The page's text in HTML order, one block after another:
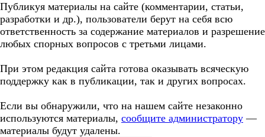
Публикуя материалы на сайте (комментарии, статьи,
разработки и др.), пользователи берут на себя всю
ответственность за содержание материалов и разрешение
любых спорных вопросов с третьми лицами.
При этом редакция сайта готова оказывать всяческую
поддержку как в публикации, так и других вопросах.
Если вы обнаружили, что на нашем сайте незаконно
используются материалы, сообщите администратору —
материалы будут удалены.